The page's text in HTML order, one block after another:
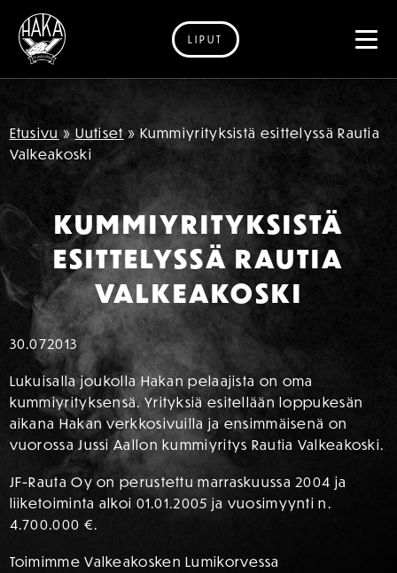
Siirry sisältöön
LIPUT
Etusivu » Uutiset » Kummiyrityksistä esittelyssä Rautia
Valkeakoski
KUMMIYRITYKSISTÄ
ESITTELYSSÄ RAUTIA
VALKEAKOSKI
30.072013
Lukuisalla joukolla Hakan pelaajista on oma
kummiyrityksensä. Yrityksiä esitellään loppukesän
aikana Hakan verkkosivuilla ja ensimmäisenä on
vuorossa Jussi Aallon kummiyritys Rautia Valkeakoski.
JF-Rauta Oy on perustettu marraskuussa 2004 ja
liiketoiminta alkoi 01.01.2005 ja vuosimyynti n.
4.700.000 €.
Toimimme Valkeakosken Lumikorvessa